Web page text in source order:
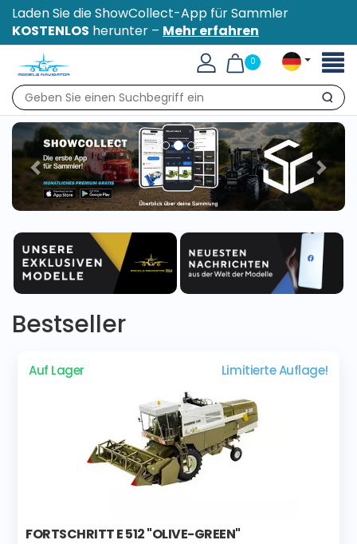
Laden Sie die ShowCollect-App für Sammler
KOSTENLOS herunter – Mehr erfahren
0
Suche
Bestseller
Auf Lager Limitierte Auflage!
FORTSCHRITT E 512 "OLIVE-GREEN"